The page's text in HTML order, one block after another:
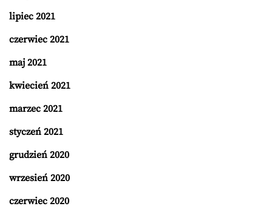
lipiec 2021
czerwiec 2021
maj 2021
kwiecień 2021
marzec 2021
styczeń 2021
grudzień 2020
wrzesień 2020
czerwiec 2020